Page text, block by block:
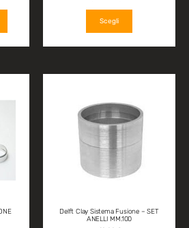
Scegli
Delft Clay Sistema Fusione – SET
ANELLI MM.100